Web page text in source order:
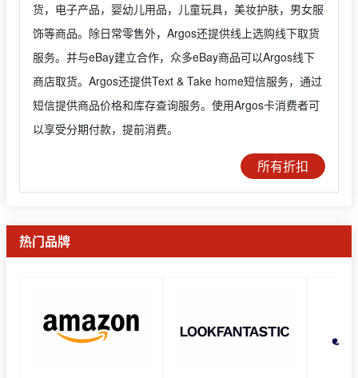
货，电子产品，婴幼儿用品，儿童玩具，美妆护肤，男女服
饰等商品。除日常零售外，Argos还提供线上选购线下取货
服务。并与eBay建立合作，众多eBay商品可以Argos线下
商店取货。Argos还提供Text & Take home短信服务，通过
短信提供商品价格和库存查询服务。使用Argos卡消费者可
以享受分期付款，提前消费。
所有折扣
热门品牌